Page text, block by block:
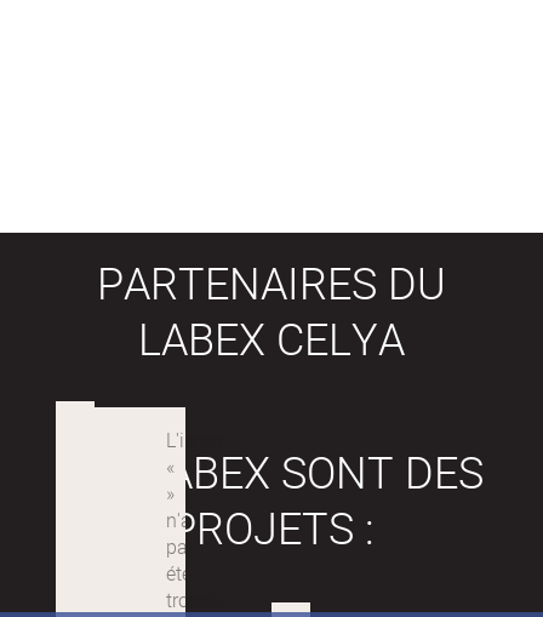
PARTENAIRES DU
LABEX CELYA
LES LABEX SONT DES
PROJETS :